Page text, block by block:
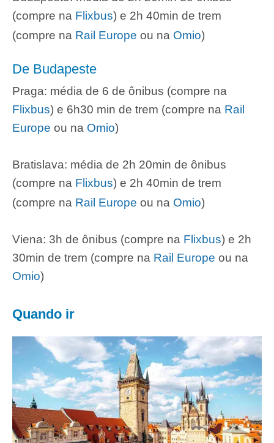
(compre na Flixbus) e 2h 40min de trem
(compre na Rail Europe ou na Omio)
De Budapeste
Praga: média de 6 de ônibus (compre na
Flixbus) e 6h30 min de trem (compre na Rail
Europe ou na Omio)
Bratislava: média de 2h 20min de ônibus
(compre na Flixbus) e 2h 40min de trem
(compre na Rail Europe ou na Omio)
Viena: 3h de ônibus (compre na Flixbus) e 2h
30min de trem (compre na Rail Europe ou na
Omio)
Quando ir